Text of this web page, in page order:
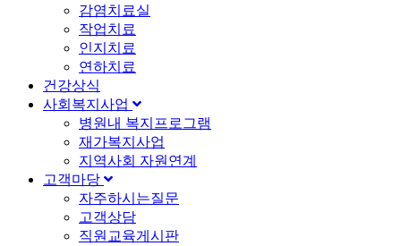
감염치료실
작업치료
인지치료
연하치료
건강상식
사회복지사업
병원내 복지프로그램
재가복지사업
지역사회 자원연계
고객마당
자주하시는질문
고객상담
직원교육게시판